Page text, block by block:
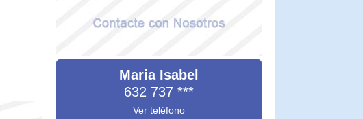
Maria Isabel
632 737 ***
Ver teléfono